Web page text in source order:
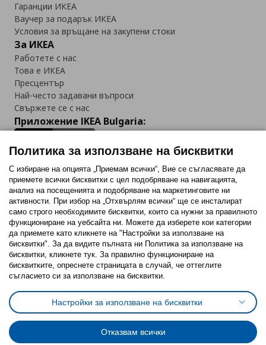
Гаранции ИКЕА
Ваучер за подарък ИКЕА
Условия за връщане на закупени стоки
За ИКЕА
Работете с нас
Това е ИКЕА
Пресцентър
Най-често задавани въпроси
Свържете се с нас
Приложение IKEA Bulgaria:
Последвайте ни:
FacebookTwitterYoutubePinterestInstagram
Политика за използване на бисквитки (Cookies)
Избор на настройки за използване на бисквитки
Условия за ползване на ikea.bgОбща политика за личните данни
Политика за защита на личните данни на ikea.bg
Общи условия на програма IKEA Family
Политика за защита на лични данни на програма IKEA Family
Политика за използване на бисквитки
С избиране на опцията „Приемам всички“, Вие се съгласявате да
приемете всички бисквитки с цел подобряване на навигацията,
анализ на посещенията и подобряване на маркетинговите ни
активности. При избор на „Отхвърлям всички“ ще се инсталират
само строго необходимитe бисквитки, които са нужни за правилното
функциониране на уебсайта ни. Можете да изберете кои категории
да приемете като кликнете на "Настройки за използване на
бисквитки". За да видите пълната ни Политика за използване на
бисквитки, кликнете тук. За правилно функциониране на
бисквитките, опреснете страницата в случай, че оттеглите
съгласието си за използване на бисквитки.
Настройки за използване на бисквитки
Отказвам всички